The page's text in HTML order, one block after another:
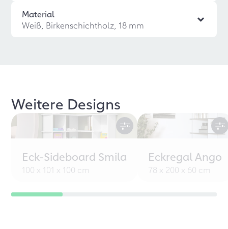
Material
Weiß, Birkenschichtholz, 18 mm
Weitere Designs
Eck-Sideboard Smila
100 x 101 x 100 cm
Eckregal Ango
78 x 200 x 60 cm